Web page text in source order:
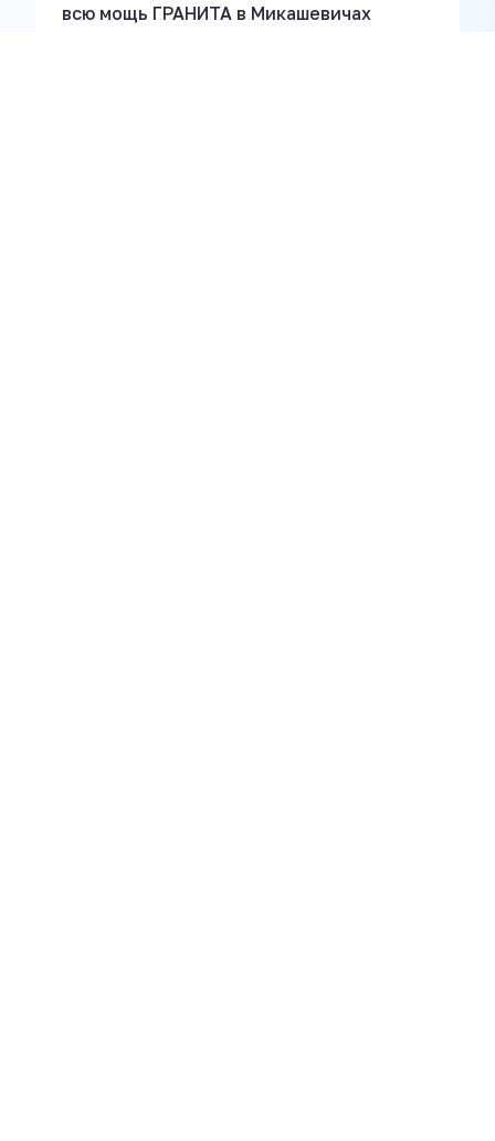
всю мощь ГРАНИТА в Микашевичах